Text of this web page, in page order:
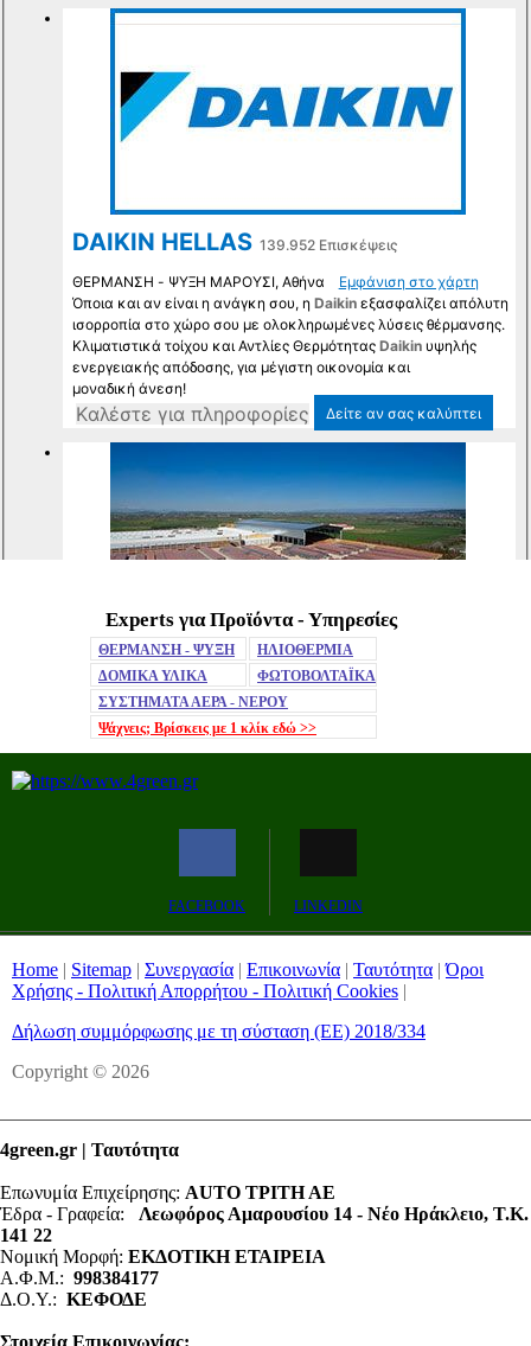
MuteExperts για Προϊόντα - Υπηρεσίες
ΘΕΡΜΑΝΣΗ - ΨΥΞΗ
ΗΛΙΟΘΕΡΜΙΑ
ΔΟΜΙΚΑ ΥΛΙΚΑ
ΦΩΤΟΒΟΛΤΑΪΚΑ
ΣΥΣΤΗΜΑΤΑ ΑΕΡΑ - ΝΕΡΟΥ
Ψάχνεις; Βρίσκεις με 1 κλίκ εδώ >>
FACEBOOK LINKEDIN
Home | Sitemap | Συνεργασία | Επικοινωνία | Ταυτότητα |Όροι
Χρήσης - Πολιτική Απορρήτου - Πολιτική Cookies |
Δήλωση συμμόρφωσης με τη σύσταση (ΕΕ) 2018/334
Copyright © 2026
4green.gr | Ταυτότητα
Επωνυμία Επιχείρησης: AUTO ΤΡΙΤΗ ΑΕ
Έδρα - Γραφεία: Λεωφόρος Αμαρουσίου 14 - Νέο Ηράκλειο, Τ.Κ.
141 22
Νομική Μορφή: ΕΚΔΟΤΙΚΗ ΕΤΑΙΡΕΙΑ
Α.Φ.Μ.: 998384177
Δ.Ο.Υ.: ΚΕΦΟΔΕ
Στοιχεία Επικοινωνίας: